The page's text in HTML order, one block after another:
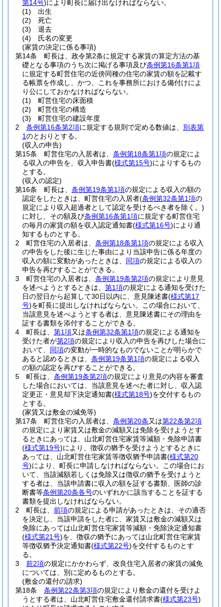
第14号)により町長に届け出なければならない。
(1)
出生
(2)
死亡
(3)
退去
(4)
氏名の変更
(家賃の決定に係る事項)
第14条
町長は、政令第2条に規定する家賃の算定方法の基
礎となる事項のうち次に掲げる事項及び条例第16条第1項
に規定する町営住宅の近傍同種の住宅の家賃の額を記載す
る帳票を作成し、かつ、これを事務所における備付けによ
り公にしておかなければならない。
(1)
町営住宅の床面積
(2)
町営住宅の構造
(3)
町営住宅の建設年度
2
条例第16条第2項に規定する規則で定める数値は、 別表第
1のとおりとする。
(収入の申告)
第15条
町営住宅の入居者は、 条例第18条第1項の規定によ
る収入の申告を、収入申告書(様式第15号)によりするもの
とする。
(収入の認定)
第16条
町長は、 条例第19条第1項の規定による収入の額の
認定をしたときは、町営住宅の入居者(条例第32条第1項の
規定により収入超過者として認定を受けるべき者を除く。)
に対し、その額及び条例第16条第1項に規定する町営住宅
の毎月の家賃の額を収入認定通知書(様式第16号)により通
知するものとする。
2
町営住宅の入居者は、 条例第18条第1項の規定による収入
の申告をした後に生じた事由により当該申告に係る年度の
収入の額に変動があったときは、 同項の規定による収入の
申告を再びすることができる。
3
町営住宅の入居者は、 条例第19条第2項の規定により意見
を述べようとするときは、 第1項の規定による通知を受けた
日の翌日から起算して30日以内に、意見陳述書(様式第17
号)を町長に提出しなければならない。
この場合において、
当該意見を述べようとする者は、意見陳述書にその理由を
証する書類を添付することができる。
4
町長は、 第1項又は条例第32条第1項の規定による通知を
受けた者が第2項の規定により収入の申告を再びした場合に
おいて、 同項の変動が一時的なものでないことが明らかで
あると認めるときは、 条例第19条第1項の規定による収入
の額の認定を再びすることができる。
5
町長は、 条例第19条第2項の規定により意見の内容を審査
した場合においては、当該意見を述べた者に対し、収入認
定更正・意見却下決定通知書(様式第18号)を交付するもの
とする。
(家賃又は敷金の減免等)
第17条
町営住宅の入居者は、 条例第20条又は第22条第2項
の規定により家賃又は敷金の減額又は免除を受けようとす
るときにあっては、山北町営住宅家賃等減額・免除申請書
(様式第19号)により、徴収の猶予を受けようとするときに
あっては、山北町営住宅家賃等徴収猶予申請書(様式第20
号)により、町長に申請しなければならない。
この場合にお
いて、当該減額若しくは免除又は徴収の猶予を受けようと
する者は、当該申請書に収入の額を証する書類、医師の診
断書等条例第20条各号のいずれかに該当することを証する
書類を提出しなければならない。
2
町長は、 前項の規定による申請があったときは、その適否
を決定し、当該申請をした者に、家賃又は敷金の減額又は
免除にあっては山北町営住宅家賃等減額・免除決定通知書
(様式第21号)を、徴収の猶予にあっては山北町営住宅家賃
等徴収猶予決定通知書(様式第22号)を交付するものとす
る。
3
前2項の規定にかかわらず、改良住宅入居者の家賃の減免
については、別に定めるものとする。
(敷金の還付の請求)
第18条
条例第22条第3項の規定により敷金の還付を受けよ
うとする者は、山北町営住宅敷金還付請求書(様式第23号)